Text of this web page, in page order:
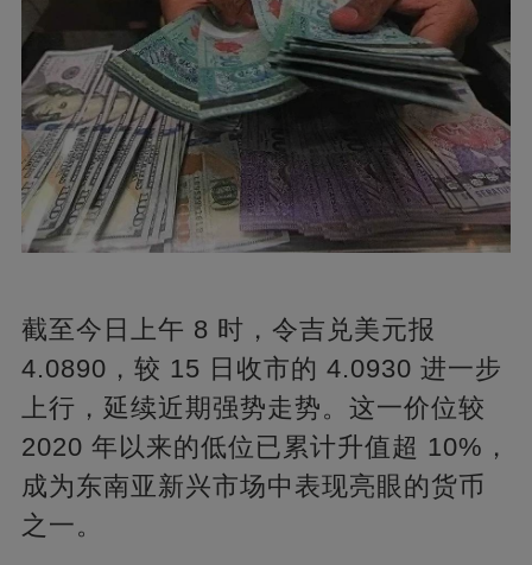
截至今日上午 8 时，令吉兑美元报
4.0890，较 15 日收市的 4.0930 进一步
上行，延续近期强势走势。这一价位较
2020 年以来的低位已累计升值超 10%，
成为东南亚新兴市场中表现亮眼的货币
之一。​